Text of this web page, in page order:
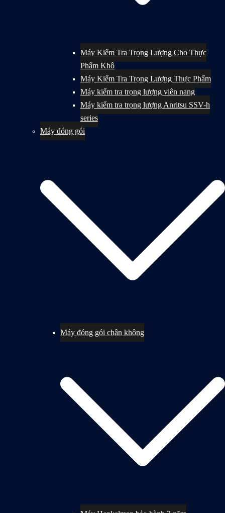
Máy Kiểm Tra Trọng Lượng Cho Thực
Phẩm Khô
Máy Kiểm Tra Trọng Lượng Thực Phẩm
Máy kiểm tra trọng lượng viên nang
Máy kiểm tra trọng lượng Anritsu SSV-h
series
Máy đóng gói
Máy đóng gói chân không